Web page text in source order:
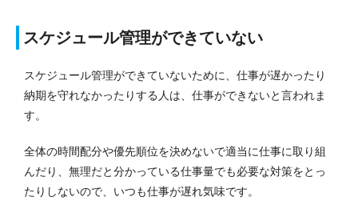
スケジュール管理ができていない
スケジュール管理ができていないために、仕事が遅かったり
納期を守れなかったりする人は、仕事ができないと言われま
す。
全体の時間配分や優先順位を決めないで適当に仕事に取り組
んだり、無理だと分かっている仕事量でも必要な対策をとっ
たりしないので、いつも仕事が遅れ気味です。